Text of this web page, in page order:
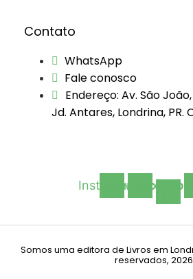
Contato
WhatsApp
Fale conosco
Endereço: Av. São
Jd. Antares, Londrina, PR.
InstagramEnvelopeFacebook-
Somos uma editora de Livros em
reservados, 2026